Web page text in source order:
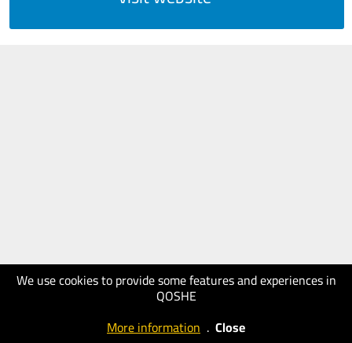
We use cookies to provide some features and experiences in
QOSHE
More information . Close